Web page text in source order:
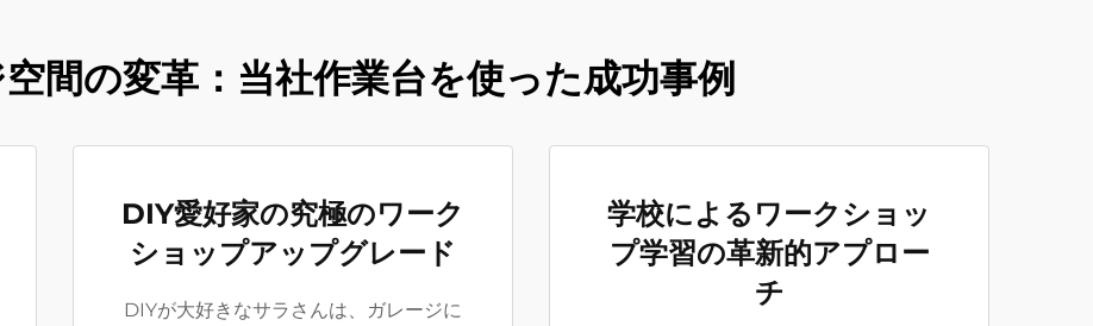
間の変革：当社作業台を使った成功事例
DIY愛好家の究極のワーク
ショップアップグレード
DIYが大好きなサラさんは、ガレージに
学校によるワークショッ
プ学習の革新的アプロー
チ